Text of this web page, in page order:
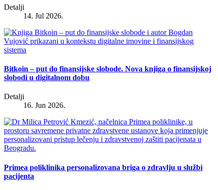
Detalji
14. Jul 2026.
Bitkoin – put do finansijske slobode. Nova knjiga o finansijskoj
slobodi u digitalnom dobu
Detalji
16. Jun 2026.
Primea poliklinika personalizovana briga o zdravlju u službi
pacijenta